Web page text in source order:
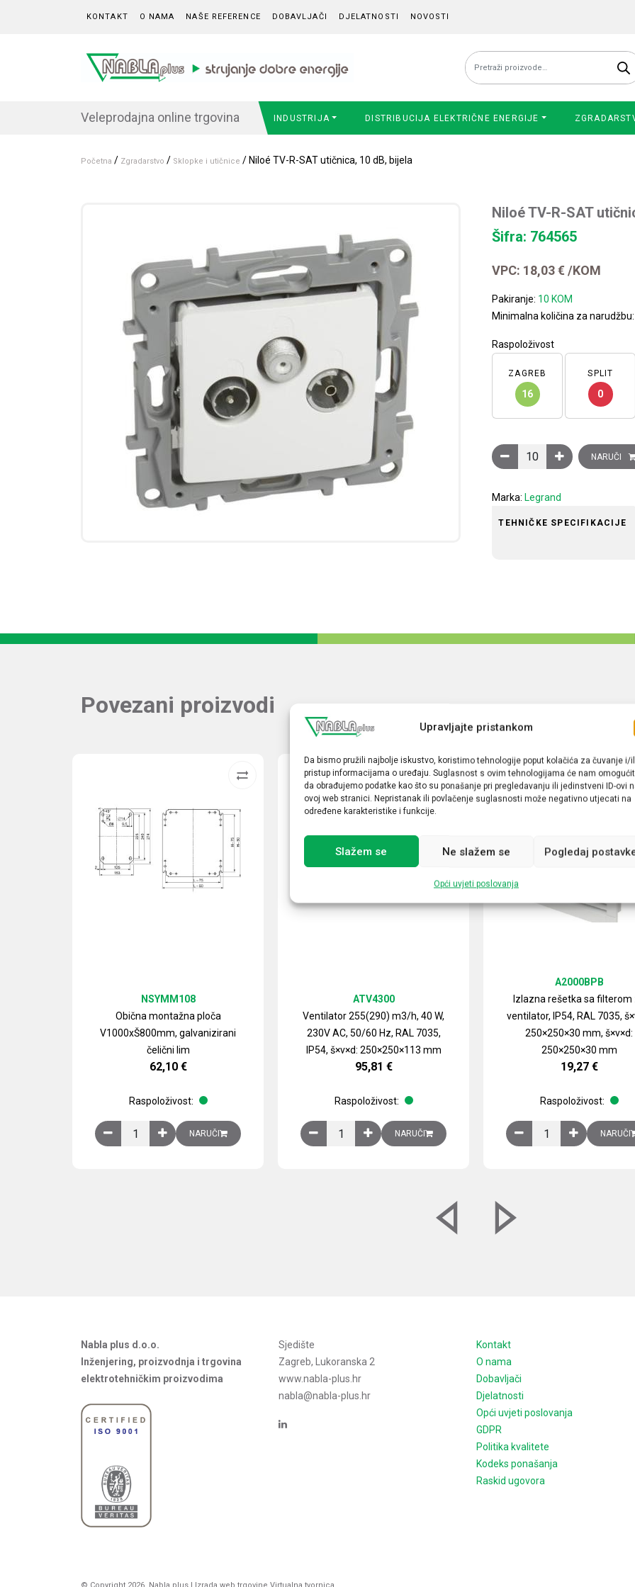
Upravljajte pristankom
Da bismo pružili najbolje iskustvo, koristimo tehnologije poput kolačića za čuvanje i/
pristup informacijama o uređaju. Suglasnost s ovim tehnologijama će nam
da obrađujemo podatke kao što su ponašanje pri pregledavanju ili jedinstveni ID-ovi
ovoj web stranici. Nepristanak ili povlačenje suglasnosti može negativno utjecati na
određene karakteristike i funkcije.
Slažem se Ne slažem se Pogledaj
Opći uvjeti poslovanja
KONTAKT O NAMA NAŠE REFERENCE DOBAVLJAČI DJELATNOSTI NOVOSTI
Pretraži:
Veleprodajna online trgovina INDUSTRIJA DISTRIBUCIJA ELEKTRIČNE ENERGIJE
Početna / Zgradarstvo / Sklopke i utičnice / Niloé TV-R-SAT utičnica, 10 dB, bijela
Niloé TV-R-SAT
Šifra: 764565
VPC: 18,03€ /KOM
Pakiranje: 10 KOM
Minimalna količina za narudžbu:
Raspoloživost
ZAGREB
16
SPLIT
0
Niloé TV-R-SAT utičnica,
NARUČI
Marka: Legrand
TEHNIČKE SPECIFIKACIJE
Povezani proizvodi
Obična montažna ploča
V1000xŠ800mm, galvanizirani
čelični lim
NSYMM108
62,10 €
Raspoloživost:
Obična montažna ploča V1000xŠ800mm, galvanizirani čelični lim količina
NARUČI
Ventilator 255(290) m3/h, 40 W,
230V AC, 50/60 Hz, RAL 7035,
IP54, š×v×d: 250×250×113 mm
ATV4300
95,81 €
Raspoloživost:
Ventilator 255(290) m3/h, 40 W, 230V AC, 50/60 Hz, RAL 7035,
NARUČI
Izlazna rešetka sa filterom
ventilator, IP54, RAL 7035,
250×250×30 mm, š×v×d:
250×250×30 mm
A2000BPB
19,27 €
Raspoloživost:
Izlazna rešetka saNARUČI
Nabla plus d.o.o.
Inženjering, proizvodnja i trgovina
elektrotehničkim proizvodima
Sjedište
Zagreb, Lukoranska 2
www.nabla-plus.hr
nabla@nabla-plus.hr
Kontakt
O nama
Dobavljači
Djelatnosti
Opći uvjeti poslovanja
GDPR
Politika kvalitete
Kodeks ponašanja
Raskid ugovora